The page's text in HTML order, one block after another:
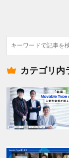
検
索
カテゴリ内